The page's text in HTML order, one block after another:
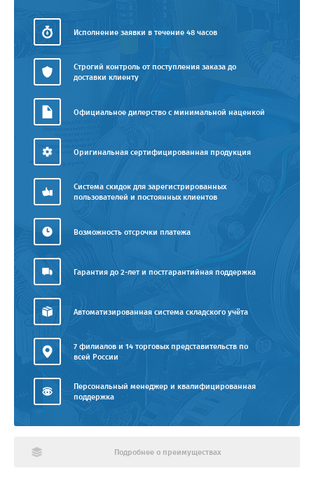
Исполнение заявки в течение 48 часов
Строгий контроль от поступления заказа до
доставки клиенту
Официальное дилерство с минимальной наценкой
Оригинальная сертифицированная продукция
Система скидок для зарегистрированных
пользователей и постоянных клиентов
Возможность отсрочки платежа
Гарантия до 2-лет и постгарантийная поддержка
Автоматизированная система складского учёта
7 филиалов и 14 торговых представительств по
всей России
Персональный менеджер и квалифицированная
поддержка
Подробнее о преимуществах